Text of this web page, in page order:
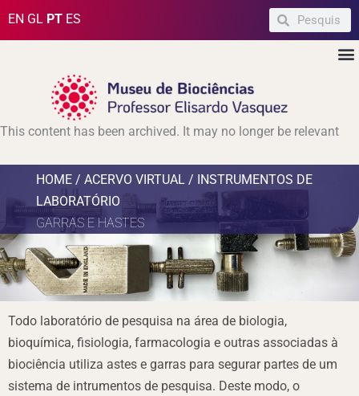
EN GL PT ES Pesquisar
Pesquisar
This content has been archived. It may no longer be relevant
HOME / ACERVO VIRTUAL / INSTRUMENTOS DE
LABORATÓRIO
GARRAS E HASTES
Todo laboratório de pesquisa na área de biologia,
bioquímica, fisiologia, farmacologia e outras associadas à
biociência utiliza astes e garras para segurar partes de um
sistema de intrumentos de pesquisa. Deste modo, o